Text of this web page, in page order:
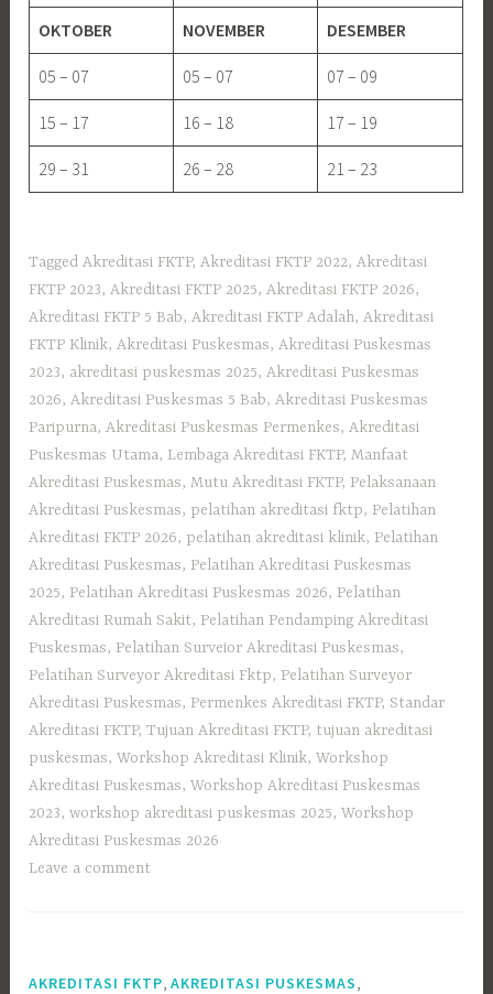
OKTOBER NOVEMBER DESEMBER
05 – 07 05 – 07 07 – 09
15 – 17 16 – 18 17 – 19
29 – 31 26 – 28 21 – 23
TaggedAkreditasi FKTP,Akreditasi FKTP 2022,Akreditasi
FKTP 2023,Akreditasi FKTP 2025,Akreditasi FKTP 2026,
Akreditasi FKTP 5 Bab,Akreditasi FKTP Adalah,Akreditasi
FKTP Klinik,Akreditasi Puskesmas,Akreditasi Puskesmas
2023, akreditasi puskesmas 2025,Akreditasi Puskesmas
2026,Akreditasi Puskesmas 5 Bab,Akreditasi Puskesmas
Paripurna,Akreditasi Puskesmas Permenkes,Akreditasi
Puskesmas Utama, Lembaga Akreditasi FKTP,Manfaat
Akreditasi Puskesmas,Mutu Akreditasi FKTP, Pelaksanaan
Akreditasi Puskesmas, pelatihan akreditasi fktp, Pelatihan
Akreditasi FKTP 2026, pelatihan akreditasi klinik, Pelatihan
Akreditasi Puskesmas, Pelatihan Akreditasi Puskesmas
2025, Pelatihan Akreditasi Puskesmas 2026, Pelatihan
Akreditasi Rumah Sakit, Pelatihan Pendamping Akreditasi
Puskesmas, Pelatihan Surveior Akreditasi Puskesmas,
Pelatihan Surveyor Akreditasi Fktp, Pelatihan Surveyor
Akreditasi Puskesmas, Permenkes Akreditasi FKTP, Standar
Akreditasi FKTP,Tujuan Akreditasi FKTP, tujuan akreditasi
puskesmas,Workshop Akreditasi Klinik,Workshop
Akreditasi Puskesmas,Workshop Akreditasi Puskesmas
2023,workshop akreditasi puskesmas 2025,Workshop
Akreditasi Puskesmas 2026
Leave a comment
AKREDITASI FKTP,AKREDITASI PUSKESMAS,